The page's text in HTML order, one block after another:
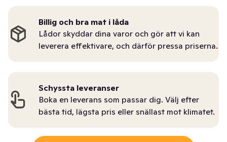
Billig och bra mat i låda
Lådor skyddar dina varor och gör att vi kan
leverera effektivare, och därför pressa priserna.
Schyssta leveranser
Boka en leverans som passar dig. Välj efter
bästa tid, lägsta pris eller snällast mot klimatet.